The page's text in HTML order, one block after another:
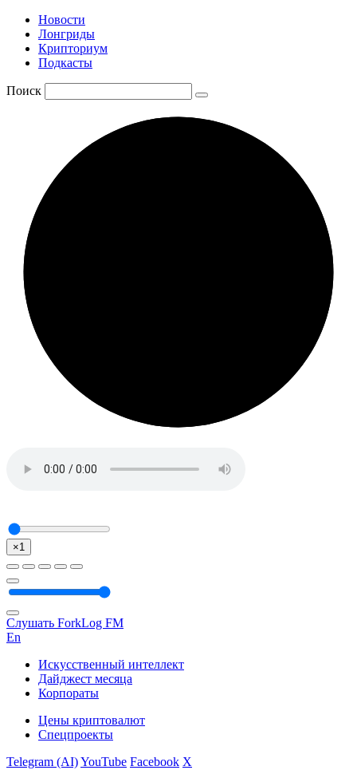
Новости
Лонгриды
Крипториум
Подкасты
Поиск
×1
Слушать ForkLog FM
En
Искусственный интеллект
Дайджест месяца
Корпораты
Цены криптовалют
Спецпроекты
Telegram (AI)YouTube Facebook X